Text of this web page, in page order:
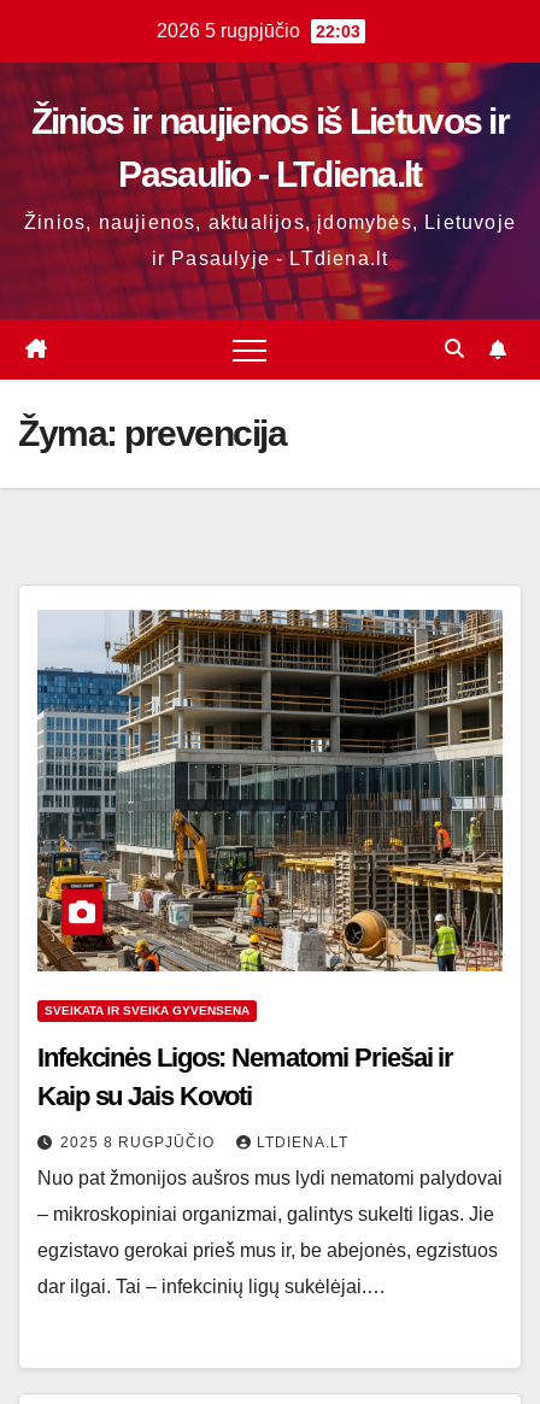
content
2026 5 rugpjūčio 22:03
Žinios ir naujienos iš Lietuvos ir
Pasaulio - LTdiena.lt
Žinios, naujienos, aktualijos, įdomybės, Lietuvoje
ir Pasaulyje - LTdiena.lt
Žyma: prevencija
SVEIKATA IR SVEIKA GYVENSENA
Infekcinės Ligos: Nematomi Priešai ir
Kaip su Jais Kovoti
2025 8 RUGPJŪČIO LTDIENA.LT
Nuo pat žmonijos aušros mus lydi nematomi palydovai
– mikroskopiniai organizmai, galintys sukelti ligas. Jie
egzistavo gerokai prieš mus ir, be abejonės, egzistuos
dar ilgai. Tai – infekcinių ligų sukėlėjai.…